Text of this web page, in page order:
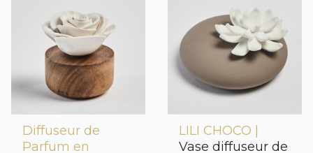
Diffuseur de
Parfum en
LILI CHOCO |
Vase diffuseur de